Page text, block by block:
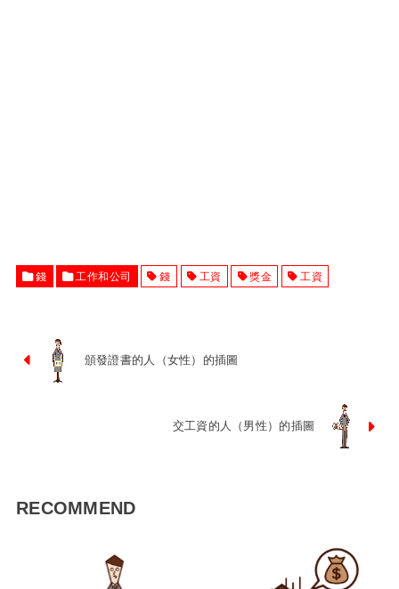
錢 工作和公司 錢 工資 獎金 工資
頒發證書的人（女性）的插圖
交工資的人（男性）的插圖
RECOMMEND